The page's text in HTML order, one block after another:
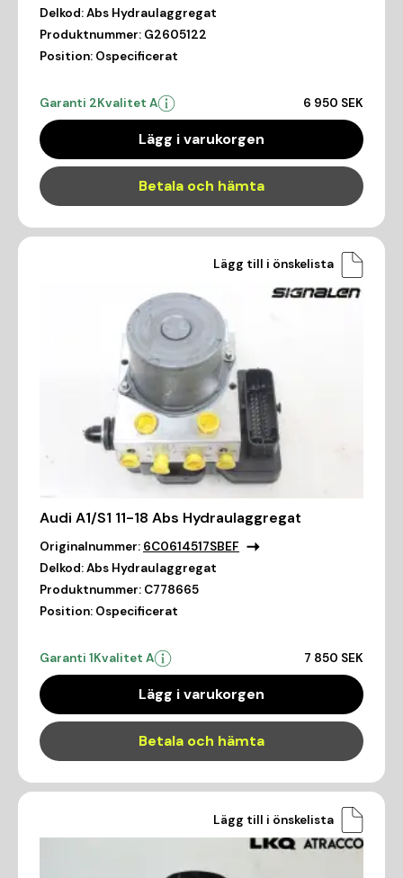
Delkod:Abs Hydraulaggregat
Produktnummer: G2605122
Position: Ospecificerat
Garanti 2Kvalitet A 6 950 SEK
Lägg i varukorgen
Betala och hämta
Lägg till i önskelista
Audi A1/S1 11-18 Abs Hydraulaggregat
Originalnummer: 6C0614517SBEF
Delkod:Abs Hydraulaggregat
Produktnummer: C778665
Position: Ospecificerat
Garanti 1Kvalitet A 7 850 SEK
Lägg i varukorgen
Betala och hämta
Lägg till i önskelista